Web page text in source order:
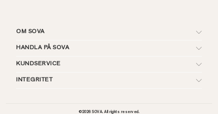
OM SOVA
HANDLA PÅ SOVA
KUNDSERVICE
INTEGRITET
©2026SOVA. All rights reserved.